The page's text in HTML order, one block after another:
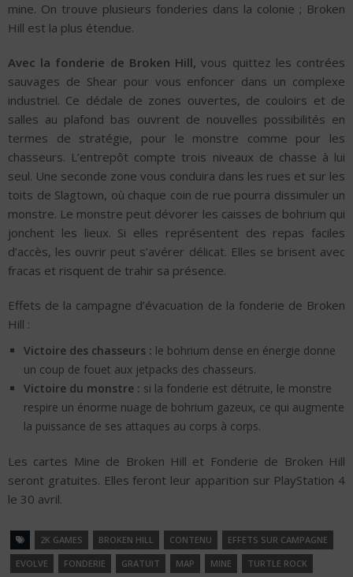
mine. On trouve plusieurs fonderies dans la colonie ; Broken
Hill est la plus étendue.
Avec la fonderie de Broken Hill, vous quittez les contrées
sauvages de Shear pour vous enfoncer dans un complexe
industriel. Ce dédale de zones ouvertes, de couloirs et de
salles au plafond bas ouvrent de nouvelles possibilités en
termes de stratégie, pour le monstre comme pour les
chasseurs. L’entrepôt compte trois niveaux de chasse à lui
seul. Une seconde zone vous conduira dans les rues et sur les
toits de Slagtown, où chaque coin de rue pourra dissimuler un
monstre. Le monstre peut dévorer les caisses de bohrium qui
jonchent les lieux. Si elles représentent des repas faciles
d’accès, les ouvrir peut s’avérer délicat. Elles se brisent avec
fracas et risquent de trahir sa présence.
Effets de la campagne d’évacuation de la fonderie de Broken
Hill :
Victoire des chasseurs : le bohrium dense en énergie donne
un coup de fouet aux jetpacks des chasseurs.
Victoire du monstre : si la fonderie est détruite, le monstre
respire un énorme nuage de bohrium gazeux, ce qui augmente
la puissance de ses attaques au corps à corps.
Les cartes Mine de Broken Hill et Fonderie de Broken Hill
seront gratuites. Elles feront leur apparition sur PlayStation 4
le 30 avril.
2K GAMES BROKEN HILL CONTENU
EFFETS SUR CAMPAGNE
EVOLVE
FONDERIE GRATUIT MAP MINE TURTLE ROCK